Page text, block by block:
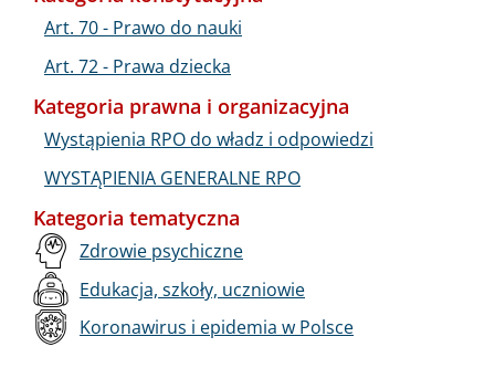
Art. 70 - Prawo do nauki
Art. 72 - Prawa dziecka
Kategoria prawna i organizacyjna
Wystąpienia RPO do władz i odpowiedzi
WYSTĄPIENIA GENERALNE RPO
Kategoria tematyczna
Zdrowie psychiczne
Edukacja, szkoły, uczniowie
Koronawirus i epidemia w Polsce